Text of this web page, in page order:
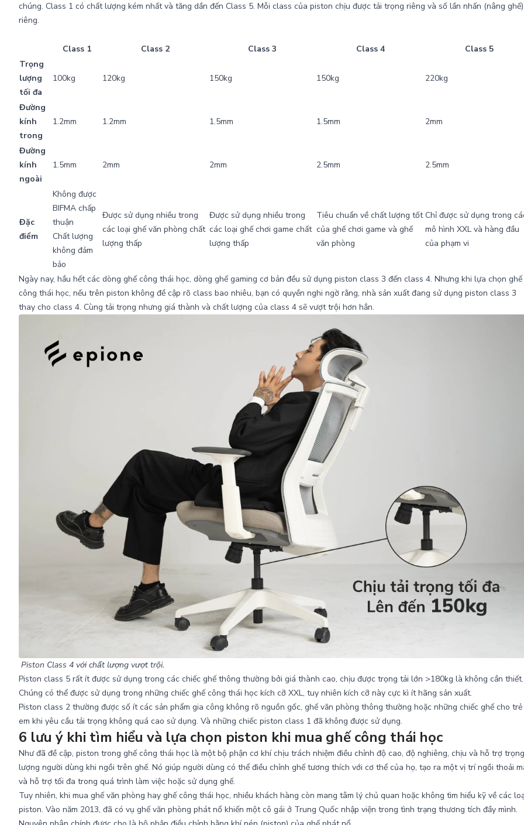
chúng. Class 1 có chất lượng kém nhất và tăng dần đến Class 5. Mỗi class của piston chịu được tải trọng riêng và số lần nhấn (nâng ghế)
riêng.
Class 1 Class 2 Class 3 Class 4
Class 5
Trọng
lượng
tối đa
100kg 120kg 150kg 150kg 220kg
Đường
kính
trong
1.2mm 1.2mm 1.5mm 1.5mm 2mm
Đường
kính
ngoài
1.5mm 2mm 2mm 2.5mm 2.5mm
Đặc
điểm
Không được
BIFMA chấp
thuận
Chất lượng
không đảm
bảo
Được sử dụng nhiều trong
các loại ghế văn phòng chất
lượng thấp
Được sử dụng nhiều trong
các loại ghế chơi game chất
lượng thấp
Tiêu chuẩn về chất lượng tốt
của ghế chơi game và ghế
văn phòng
Chỉ được sử dụng trong
mô hình XXL và hàng đầu
của phạm vi
Ngày nay, hầu hết các dòng ghế công thái học, dòng ghế gaming cơ bản đều sử dụng piston class 3 đến class 4. Nhưng khi lựa chọn ghế
công thái học, nếu trên piston không đề cập rõ class bao nhiêu, bạn có quyền nghi ngờ rằng, nhà sản xuất đang sử dụng piston class 3
thay cho class 4. Cùng tải trọng nhưng giá thành và chất lượng của class 4 sẽ vượt trội hơn hẳn.
Piston Class 4 với chất lượng vượt trội.
Piston class 5 rất ít được sử dụng trong các chiếc ghế thông thường bởi giá thành cao, chịu được trọng tải lớn >180kg là không cần thiết.
Chúng có thể được sử dụng trong những chiếc ghế công thái học kích cỡ XXL, tuy nhiên kích cỡ này cực kì ít hãng sản xuất.
Piston class 2 thường được số ít các sản phẩm gia công không rõ nguồn gốc, ghế văn phòng thông thường hoặc những chiếc ghế cho trẻ
em khi yêu cầu tải trọng không quá cao sử dụng. Và những chiếc piston class 1 đã không được sử dụng.
6 lưu ý khi tìm hiểu và lựa chọn piston khi mua ghế công thái học
Như đã đề cập, piston trong ghế công thái học là một bộ phận cơ khí chịu trách nhiệm điều chỉnh độ cao, độ nghiêng, chịu và hỗ trợ trọng
lượng người dùng khi ngồi trên ghế. Nó giúp người dùng có thể điều chỉnh ghế tương thích với cơ thể của họ, tạo ra một vị trí ngồi thoải
và hỗ trợ tối đa trong quá trình làm việc hoặc sử dụng ghế.
Tuy nhiên, khi mua ghế văn phòng hay ghế công thái học, nhiều khách hàng còn mang tâm lý chủ quan hoặc không tìm hiểu kỹ về các
piston. Vào năm 2013, đã có vụ ghế văn phòng phát nổ khiến một cô gái ở Trung Quốc nhập viện trong tình trạng thương tích đầy mình.